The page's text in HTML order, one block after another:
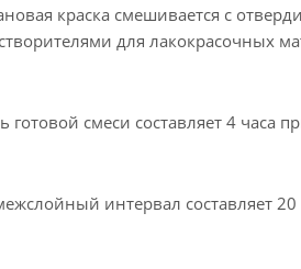
краска смешивается с
для лакокрасочных
готовой смеси составляет 4 часа
интервал составляет